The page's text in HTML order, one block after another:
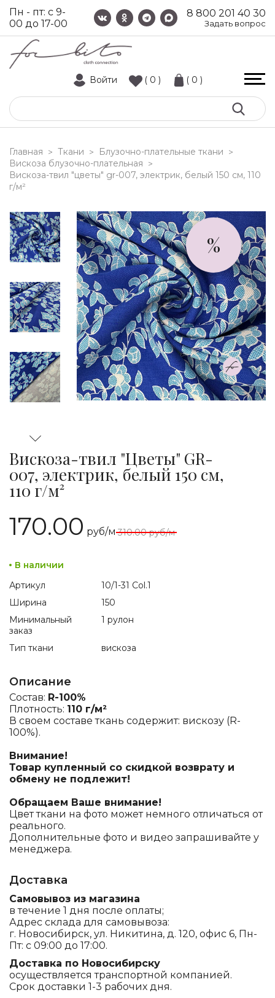
8 800 201 40 30
Задать вопрос
Пн - пт: с 9-
00 до 17-00
Войти ( 0 ) ( 0 )
Главная > Ткани > Блузочно-плательные ткани >
Вискоза блузочно-плательная >
вискоза-твил "цветы" gr-007, электрик, белый 150 см, 110
г/м²
%
Вискоза-твил "Цветы" GR-
007, электрик, белый 150 см,
110 г/м²
170.00 руб/м 310.00руб/м
В наличии
Артикул
10/1-31 Col.1
Ширина
150
Минимальный
заказ
1 рулон
Тип ткани вискоза
Описание
Состав: R-100%
Плотность: 110 г/м²
В своем составе ткань содержит: вискозу (R-
100%).
Внимание!
Товар купленный со скидкой возврату и
обмену не подлежит!
Обращаем Ваше внимание!
Цвет ткани на фото может немного отличаться от
реального.
Дополнительные фото и видео запрашивайте у
менеджера.
Доставка
Самовывоз из магазина
в течение 1 дня после оплаты;
Адрес склада для самовывоза:
г. Новосибирск, ул. Никитина, д. 120, офис 6, Пн-
Пт: с 09:00 до 17:00.
Доставка по Новосибирску
осуществляется транспортной компанией.
Срок доставки 1-3 рабочих дня.